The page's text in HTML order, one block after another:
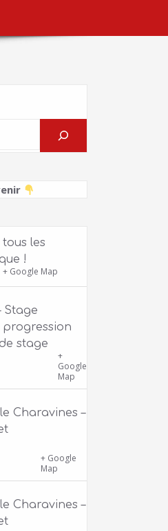
les
!
+ Google Map
Stage
stage
+
Google
Map
Charavines –
+ Google
Map
Charavines –